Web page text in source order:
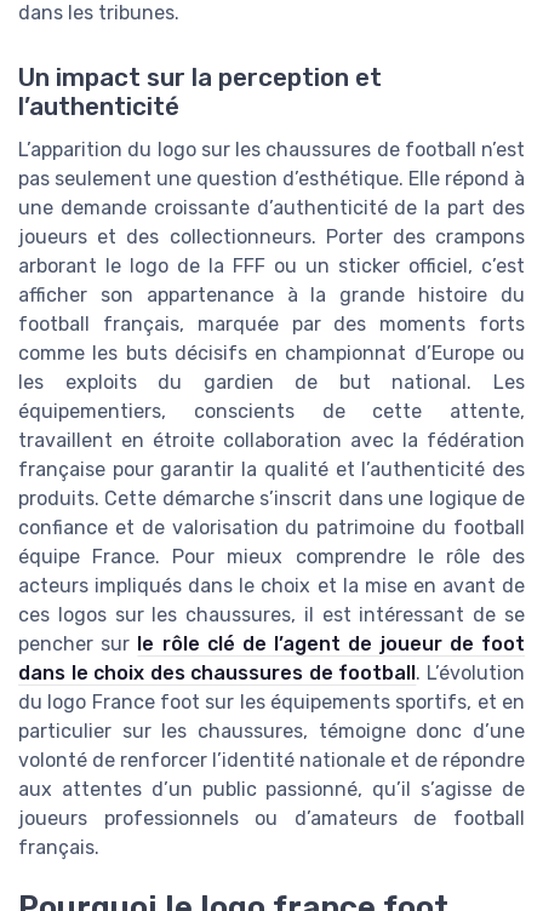
dans les tribunes.
Un impact sur la perception et
l’authenticité
L’apparition du logo sur les chaussures de football n’est
pas seulement une question d’esthétique. Elle répond à
une demande croissante d’authenticité de la part des
joueurs et des collectionneurs. Porter des crampons
arborant le logo de la FFF ou un sticker officiel, c’est
afficher son appartenance à la grande histoire du
football français, marquée par des moments forts
comme les buts décisifs en championnat d’Europe ou
les exploits du gardien de but national. Les
équipementiers, conscients de cette attente,
travaillent en étroite collaboration avec la fédération
française pour garantir la qualité et l’authenticité des
produits. Cette démarche s’inscrit dans une logique de
confiance et de valorisation du patrimoine du football
équipe France. Pour mieux comprendre le rôle des
acteurs impliqués dans le choix et la mise en avant de
ces logos sur les chaussures, il est intéressant de se
pencher sur le rôle clé de l’agent de joueur de foot
dans le choix des chaussures de football . L’évolution
du logo France foot sur les équipements sportifs, et en
particulier sur les chaussures, témoigne donc d’une
volonté de renforcer l’identité nationale et de répondre
aux attentes d’un public passionné, qu’il s’agisse de
joueurs professionnels ou d’amateurs de football
français.